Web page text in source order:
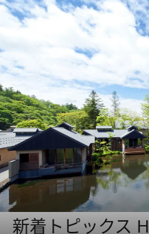
新着トピックス